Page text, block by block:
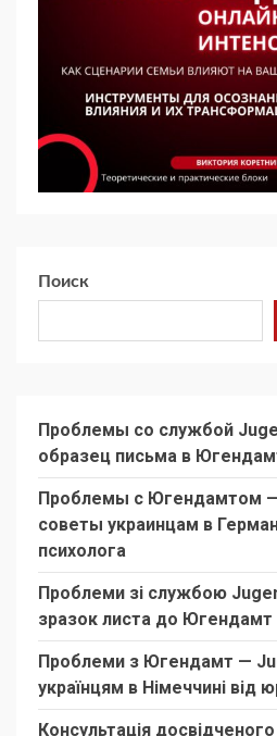
Поиск
Проблемы со службой
образец письма в
Проблемы с Югендамтом
советы украинцам в
психолога
Проблеми зі службою
зразок листа до Югендамт
Проблеми з Югендамт —
українцям в Німеччині від
Консультація